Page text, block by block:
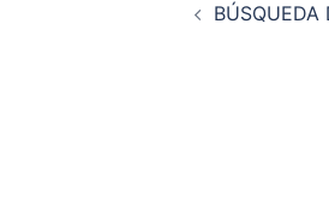
BÚSQUEDA